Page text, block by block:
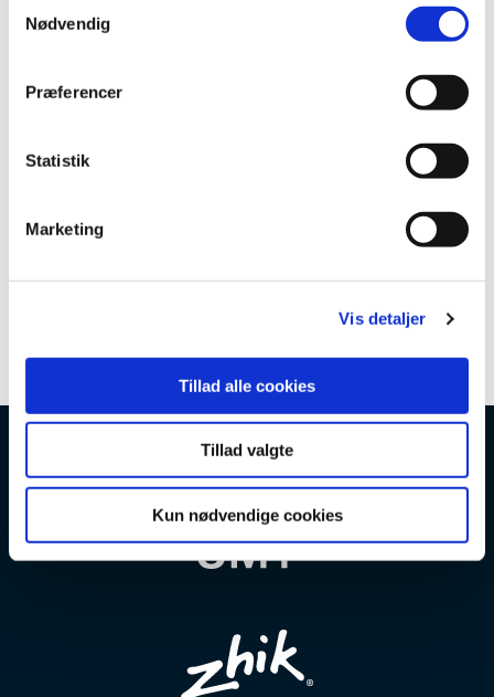
Nødvendig
Præferencer
Statistik
Marketing
Vis detaljer
Tillad alle cookies
Tillad valgte
Kun nødvendige cookies